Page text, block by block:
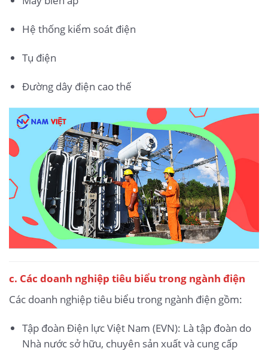
Hệ thống kiểm soát điện
Tụ điện
Đường dây điện cao thế
c. Các doanh nghiệp tiêu biểu trong ngành điện
Các doanh nghiệp tiêu biểu trong ngành điện gồm:
Tập đoàn Điện lực Việt Nam (EVN): Là tập đoàn do
Nhà nước sở hữu, chuyên sản xuất và cung cấp